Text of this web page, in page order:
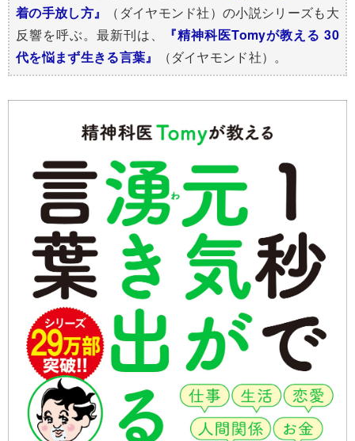
着の手放し方』
（ダイヤモンド社）の小説シリーズも大
反響を呼ぶ。最新刊は、
『精神科医Tomyが教える 30
代を悩まず生きる言葉』
（ダイヤモンド社）。